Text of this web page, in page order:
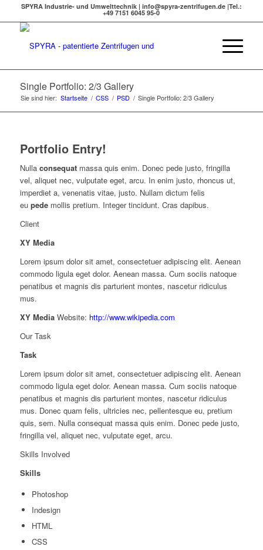
SPYRA Industrie- und Umwelttechnik | info@spyra-zentrifugen.de |Tel.:
+49 7151 6045 95-0
Single Portfolio: 2/3 Gallery
Sie sind hier: Startseite / CSS / PSD / Single Portfolio: 2/3 Gallery
Portfolio Entry!
Nulla consequatmassa quis enim. Donec pede justo, fringilla
vel, aliquet nec, vulputate eget, arcu. In enim justo, rhoncus ut,
imperdiet a, venenatis vitae, justo. Nullam dictum felis
eu pedemollis pretium. Integer tincidunt. Cras dapibus.
Client
XY Media
Lorem ipsum dolor sit amet, consectetuer adipiscing elit. Aenean
commodo ligula eget dolor. Aenean massa. Cum sociis natoque
penatibus et magnis dis parturient montes, nascetur ridiculus
mus.
XY MediaWebsite: http://www.wikipedia.com
Our Task
Task
Lorem ipsum dolor sit amet, consectetuer adipiscing elit. Aenean
commodo ligula eget dolor. Aenean massa. Cum sociis natoque
penatibus et magnis dis parturient montes, nascetur ridiculus
mus. Donec quam felis, ultricies nec, pellentesque eu, pretium
quis, sem. Nulla consequat massa quis enim. Donec pede justo,
fringilla vel, aliquet nec, vulputate eget, arcu.
Skills Involved
Skills
Photoshop
Indesign
HTML
CSS